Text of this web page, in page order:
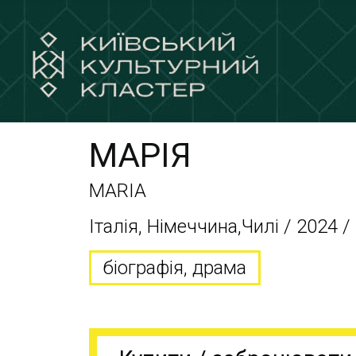
МАРІЯ
MARIA
Італія, Німеччина,Чилі / 2024
біографія, драма